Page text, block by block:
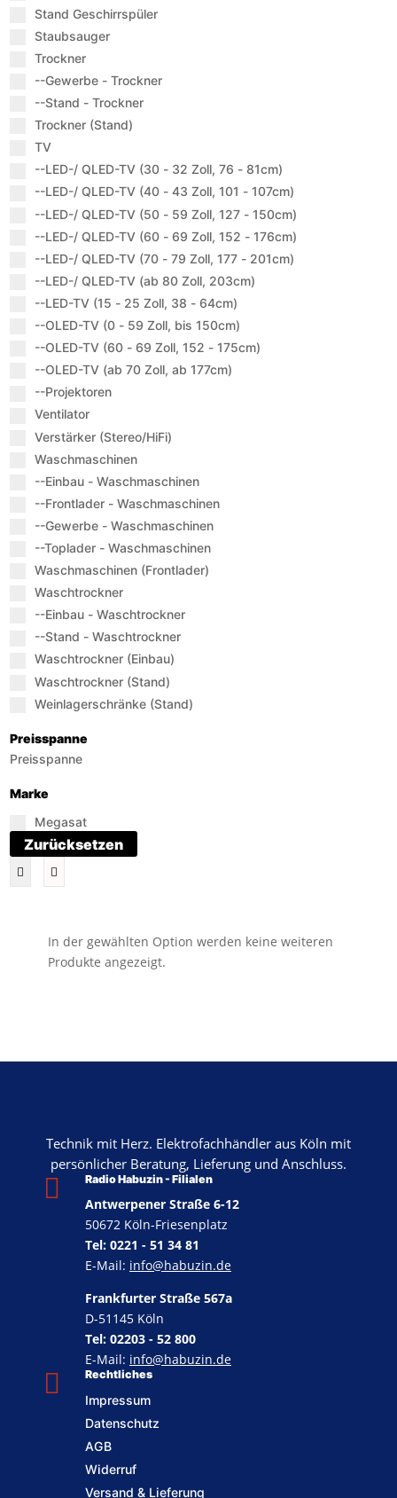
Stand Geschirrspüler
Staubsauger
Trockner
--Gewerbe - Trockner
--Stand - Trockner
Trockner (Stand)
TV
--LED-/ QLED-TV (30 - 32 Zoll, 76 - 81cm)
--LED-/ QLED-TV (40 - 43 Zoll, 101 - 107cm)
--LED-/ QLED-TV (50 - 59 Zoll, 127 - 150cm)
--LED-/ QLED-TV (60 - 69 Zoll, 152 - 176cm)
--LED-/ QLED-TV (70 - 79 Zoll, 177 - 201cm)
--LED-/ QLED-TV (ab 80 Zoll, 203cm)
--LED-TV (15 - 25 Zoll, 38 - 64cm)
--OLED-TV (0 - 59 Zoll, bis 150cm)
--OLED-TV (60 - 69 Zoll, 152 - 175cm)
--OLED-TV (ab 70 Zoll, ab 177cm)
--Projektoren
Ventilator
Verstärker (Stereo/HiFi)
Waschmaschinen
--Einbau - Waschmaschinen
--Frontlader - Waschmaschinen
--Gewerbe - Waschmaschinen
--Toplader - Waschmaschinen
Waschmaschinen (Frontlader)
Waschtrockner
--Einbau - Waschtrockner
--Stand - Waschtrockner
Waschtrockner (Einbau)
Waschtrockner (Stand)
Weinlagerschränke (Stand)
Preisspanne
Preisspanne
Marke
Megasat
Zurücksetzen
In der gewählten Option werden keine weiteren
Produkte angezeigt.
Technik mit Herz. Elektrofachhändler aus Köln mit
persönlicher Beratung, Lieferung und Anschluss.
 Rechtliches
Impressum
Datenschutz
AGB
Widerruf
Versand & Lieferung
 Radio Habuzin - Filialen
Antwerpener Straße 6-12
50672 Köln-Friesenplatz
Tel: 0221 - 51 34 81
E-Mail: info@habuzin.de
Frankfurter Straße 567a
D-51145 Köln
Tel: 02203 - 52 800
E-Mail: info@habuzin.de